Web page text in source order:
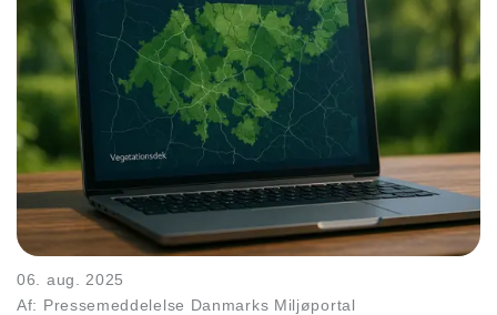
06. aug. 2025
Af: Pressemeddelelse Danmarks Miljøportal